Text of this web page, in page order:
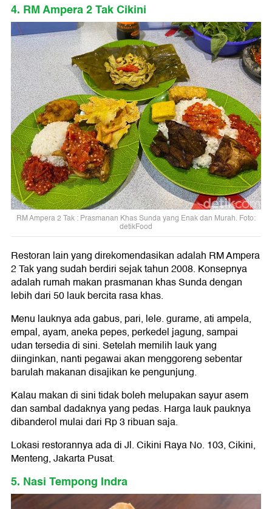
4. RM Ampera 2 Tak Cikini
RM Ampera 2 Tak : Prasmanan Khas Sunda yang Enak dan Murah. Foto:
detikFood
Restoran lain yang direkomendasikan adalah RM Ampera
2 Tak yang sudah berdiri sejak tahun 2008. Konsepnya
adalah rumah makan prasmanan khas Sunda dengan
lebih dari 50 lauk bercita rasa khas.
Menu lauknya ada gabus, pari, lele. gurame, ati ampela,
empal, ayam, aneka pepes, perkedel jagung, sampai
udan tersedia di sini. Setelah memilih lauk yang
diinginkan, nanti pegawai akan menggoreng sebentar
barulah makanan disajikan ke pengunjung.
Kalau makan di sini tidak boleh melupakan sayur asem
dan sambal dadaknya yang pedas. Harga lauk pauknya
dibanderol mulai dari Rp 3 ribuan saja.
Lokasi restorannya ada di Jl. Cikini Raya No. 103, Cikini,
Menteng, Jakarta Pusat.
5. Nasi Tempong Indra